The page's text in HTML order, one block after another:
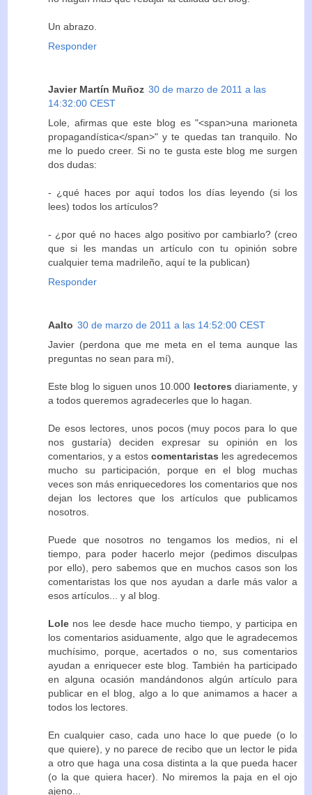
Un abrazo.
Responder
Javier Martín Muñoz 30 de marzo de 2011 a las
14:32:00 CEST
Lole, afirmas que este blog es "<span>una marioneta
propagandística</span>" y te quedas tan tranquilo. No
me lo puedo creer. Si no te gusta este blog me surgen
dos dudas:
- ¿qué haces por aquí todos los días leyendo (si los
lees) todos los artículos?
- ¿por qué no haces algo positivo por cambiarlo? (creo
que si les mandas un artículo con tu opinión sobre
cualquier tema madrileño, aquí te la publican)
Responder
Aalto 30 de marzo de 2011 a las 14:52:00 CEST
Javier (perdona que me meta en el tema aunque las
preguntas no sean para mí),
Este blog lo siguen unos 10.000 lectores diariamente, y
a todos queremos agradecerles que lo hagan.
De esos lectores, unos pocos (muy pocos para lo que
nos gustaría) deciden expresar su opinión en los
comentarios, y a estos comentaristas les agredecemos
mucho su participación, porque en el blog muchas
veces son más enriquecedores los comentarios que nos
dejan los lectores que los artículos que publicamos
nosotros.
Puede que nosotros no tengamos los medios, ni el
tiempo, para poder hacerlo mejor (pedimos disculpas
por ello), pero sabemos que en muchos casos son los
comentaristas los que nos ayudan a darle más valor a
esos artículos... y al blog.
Lole nos lee desde hace mucho tiempo, y participa en
los comentarios asiduamente, algo que le agradecemos
muchísimo, porque, acertados o no, sus comentarios
ayudan a enriquecer este blog. También ha participado
en alguna ocasión mandándonos algún artículo para
publicar en el blog, algo a lo que animamos a hacer a
todos los lectores.
En cualquier caso, cada uno hace lo que puede (o lo
que quiere), y no parece de recibo que un lector le pida
a otro que haga una cosa distinta a la que pueda hacer
(o la que quiera hacer). No miremos la paja en el ojo
ajeno...